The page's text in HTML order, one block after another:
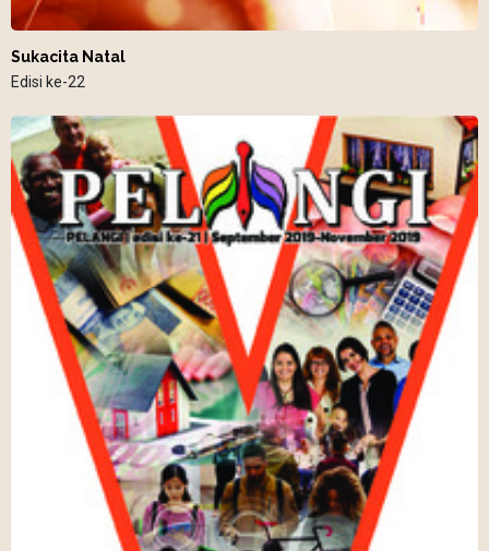
Sukacita Natal
Edisi ke-22